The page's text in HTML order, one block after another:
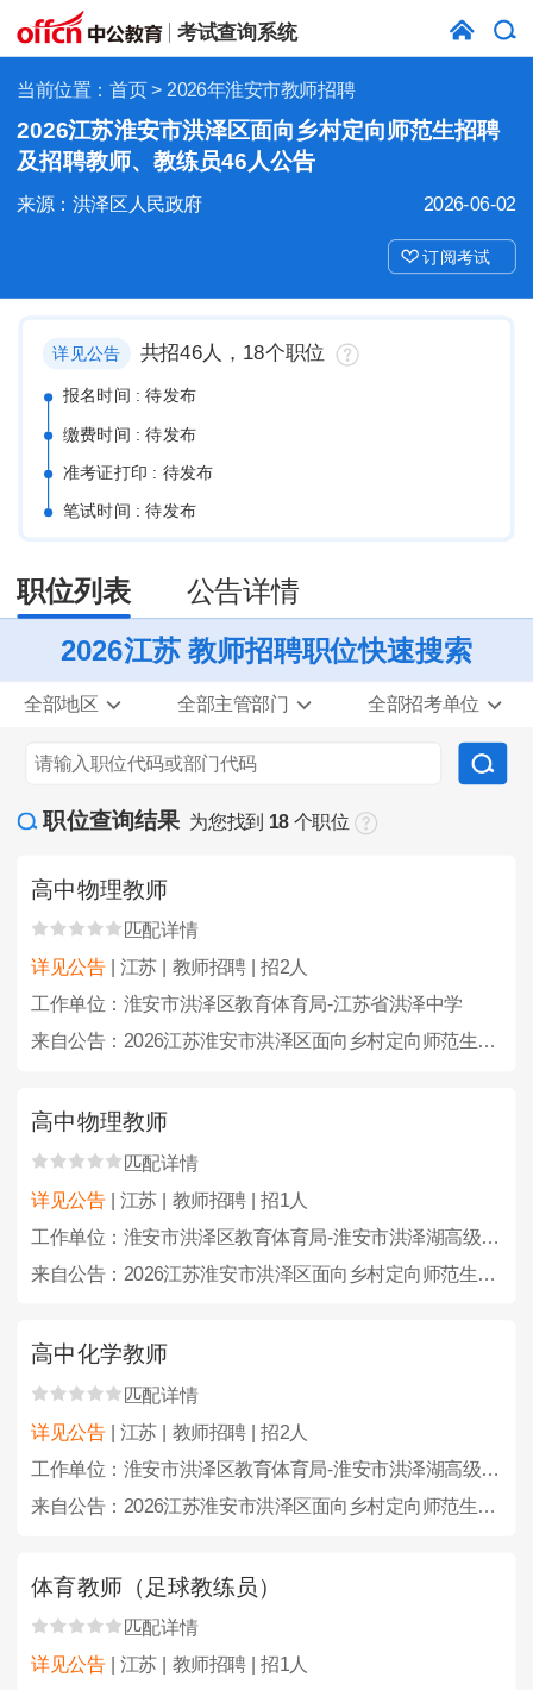
考试查询系统
当前位置： 首页> 2026年淮安市教师招聘
2026江苏淮安市洪泽区面向乡村定向师范生招聘
及招聘教师、教练员46人公告
2026-06-02
来源：洪泽区人民政府
订阅考试
详见公告 共招46人，18个职位
报名时间 : 待发布
缴费时间 : 待发布
准考证打印 : 待发布
笔试时间 : 待发布
职位列表 公告详情
2026江苏 教师招聘职位快速搜索
全部地区 全部主管部门 全部招考单位
职位查询结果 为您找到 18个职位
高中物理教师
匹配详情
详见公告
| 江苏 | 教师招聘 | 招2人
工作单位：淮安市洪泽区教育体育局-江苏省洪泽中学
来自公告：2026江苏淮安市洪泽区面向乡村定向师范生招聘及招聘教师、教练员46人公告
高中物理教师
匹配详情
详见公告
| 江苏 | 教师招聘 | 招1人
工作单位：淮安市洪泽区教育体育局-淮安市洪泽湖高级中学
来自公告：2026江苏淮安市洪泽区面向乡村定向师范生招聘及招聘教师、教练员46人公告
高中化学教师
匹配详情
详见公告
| 江苏 | 教师招聘 | 招2人
工作单位：淮安市洪泽区教育体育局-淮安市洪泽湖高级中学
来自公告：2026江苏淮安市洪泽区面向乡村定向师范生招聘及招聘教师、教练员46人公告
体育教师（足球教练员）
匹配详情
详见公告
| 江苏 | 教师招聘 | 招1人